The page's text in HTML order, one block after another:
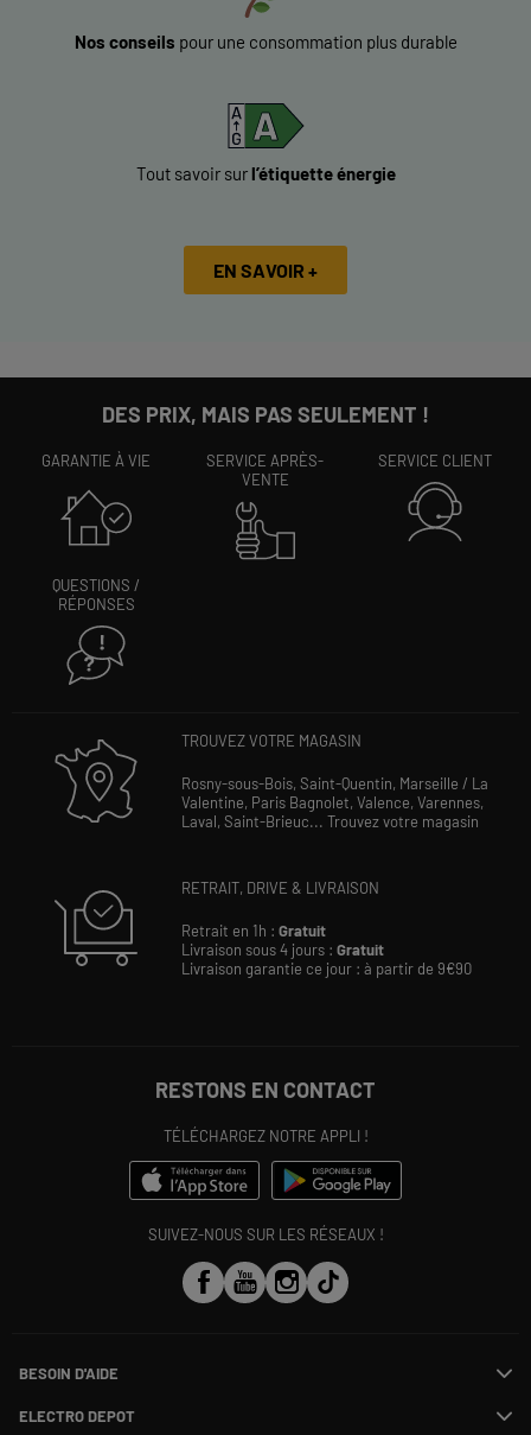
Nos conseils pour une consommation plus durable
Tout savoir surl’étiquette énergie
EN SAVOIR +
DES PRIX, MAIS PAS SEULEMENT !
GARANTIE À VIE
SERVICE APRÈS-
VENTE
SERVICE CLIENT
QUESTIONS /
RÉPONSES
TROUVEZ VOTRE MAGASIN
Rosny-sous-Bois, Saint-Quentin, Marseille / La
Valentine, Paris Bagnolet, Valence, Varennes,
Laval, Saint-Brieuc... Trouvez votre magasin
RETRAIT, DRIVE & LIVRAISON
Retrait en 1h : Gratuit
Livraison sous 4 jours : Gratuit
Livraison garantie ce jour : à partir de 9€90
RESTONS EN CONTACT
TÉLÉCHARGEZ NOTRE APPLI !
SUIVEZ-NOUS SUR LES RÉSEAUX !
BESOIN D'AIDE
Suivre ma commande
ELECTRO DEPOT